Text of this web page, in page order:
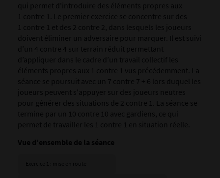
qui permet d'introduire des éléments propres aux
1 contre 1. Le premier exercice se concentre sur des
1 contre 1 et des 2 contre 2, dans lesquels les joueurs
doivent éliminer un adversaire pour marquer. Il est suivi
d’un 4 contre 4 sur terrain réduit permettant
d’appliquer dans le cadre d’un travail collectif les
éléments propres aux 1 contre 1 vus précédemment. La
séance se poursuit avec un 7 contre 7 + 6 lors duquel les
joueurs peuvent s'appuyer sur des joueurs neutres
pour générer des situations de 2 contre 1. La séance se
termine par un 10 contre 10 avec gardiens, ce qui
permet de travailler les 1 contre 1 en situation réelle.
Vue d’ensemble de la séance